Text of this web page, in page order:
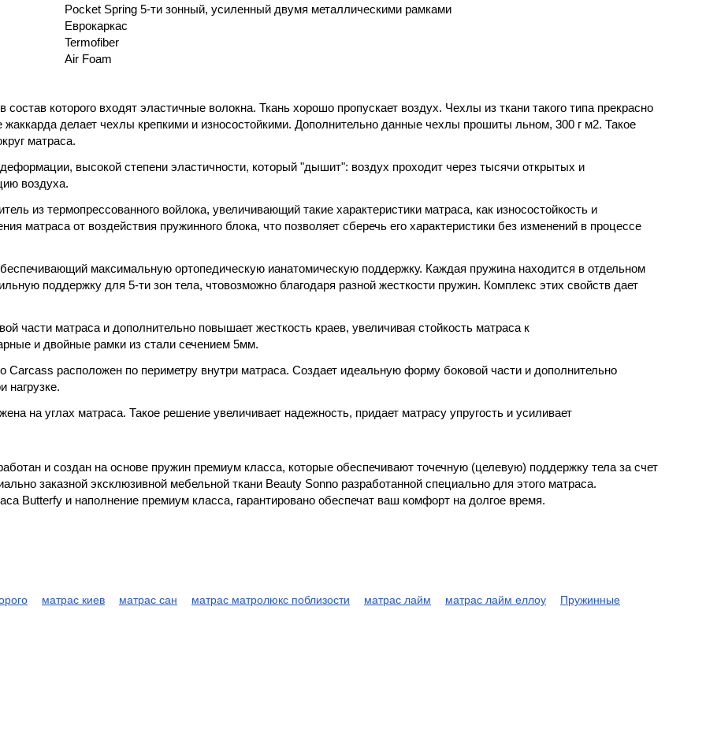
Pocket Spring 5-ти зонный, усиленный двумя металлическими рамками
Еврокаркас
Termofiber
Air Foam
которого входят эластичные волокна. Ткань хорошо пропускает воздух. Чехлы из ткани такого типа прекрасно
делает чехлы крепкими и износостойкими. Дополнительно данные чехлы прошиты льном, 300 г м2. Такое
матраса.
высокой степени эластичности, который "дышит": воздух проходит через тысячи открытых и
воздуха.
из термопрессованного войлока, увеличивающий такие характеристики матраса, как износостойкость и
матраса от воздействия пружинного блока, что позволяет сберечь его характеристики без изменений в процессе
максимальную ортопедическую ианатомическую поддержку. Каждая пружина находится в отдельном
поддержку для 5-ти зон тела, чтовозможно благодаря разной жесткости пружин. Комплекс этих свойств дает
части матраса и дополнительно повышает жесткость краев, увеличивая стойкость матраса к
и двойные рамки из стали сечением 5мм.
Carcass расположен по периметру внутри матраса. Создает идеальную форму боковой части и дополнительно
нагрузке.
на углах матраса. Такое решение увеличивает надежность, придает матрасу упругость и усиливает
и создан на основе пружин премиум класса, которые обеспечивают точечную (целевую) поддержку тела за счет
заказной эксклюзивной мебельной ткани Beauty Sonno разработанной специально для этого матраса.
Butterfy и наполнение премиум класса, гарантировано обеспечат ваш комфорт на долгое время.
матрас киев матрас сан матрас матролюкс поблизости матрас лайм матрас лайм еллоу
Пружинные